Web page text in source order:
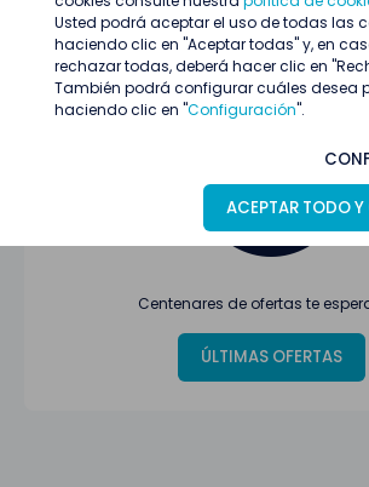
Usted podrá aceptar el uso de todas las
haciendo clic en "Aceptar todas" y, en
rechazar todas, deberá hacer clic en
También podrá configurar cuáles desea
haciendo clic en "Configuración".
ACEPTAR TODO
Oferta no encontrada o ha
proceso de selección
Centenares de ofertas te
ÚLTIMAS OFERTAS